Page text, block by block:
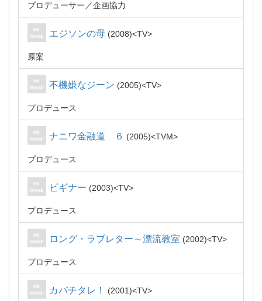
プロデューサー 企画協力
エジソンの母 2008 TV
原案
不機嫌なジーン 2005 TV
プロデュース
ナニワ金融道 ６ 2005 TVM
プロデュース
ビギナー 2003 TV
プロデュース
ロング・ラブレター～漂流教室 2002 TV
プロデュース
カバチタレ！ 2001 TV